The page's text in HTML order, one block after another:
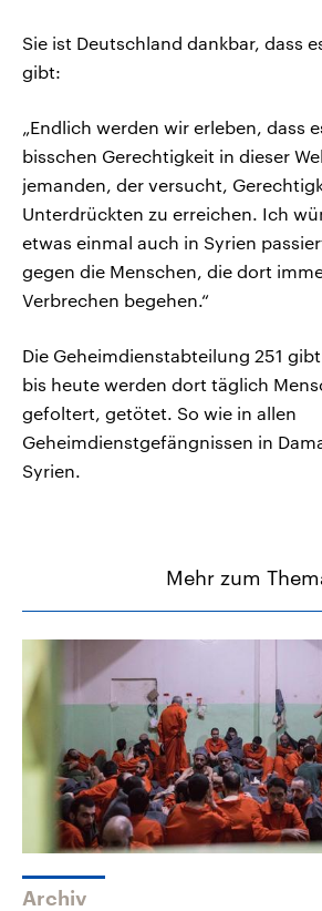
Sie ist Deutschland dankbar, dass
gibt:
„Endlich werden wir erleben, dass
bisschen Gerechtigkeit in dieser
jemanden, der versucht,
Unterdrückten zu erreichen. Ich
etwas einmal auch in Syrien
gegen die Menschen, die dort
Verbrechen begehen.“
Die Geheimdienstabteilung 251
bis heute werden dort täglich
gefoltert, getötet. So wie in allen
Geheimdienstgefängnissen in
Syrien.
Mehr zum
Archiv